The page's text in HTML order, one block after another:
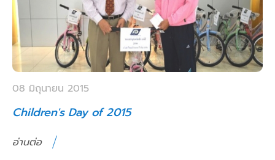
08 มิถุนายน 2015
Children's Day of 2015
อ่านต่อ